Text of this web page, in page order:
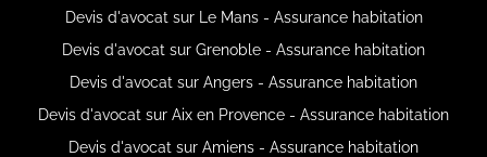
Devis d'avocat sur Le Mans - Assurance habitation
Devis d'avocat sur Grenoble - Assurance habitation
Devis d'avocat sur Angers - Assurance habitation
Devis d'avocat sur Aix en Provence - Assurance habitation
Devis d'avocat sur Amiens - Assurance habitation